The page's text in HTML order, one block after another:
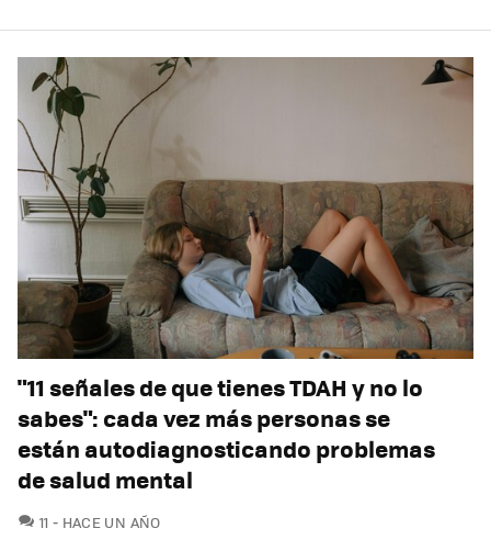
"11 señales de que tienes TDAH y no lo
sabes": cada vez más personas se
están autodiagnosticando problemas
de salud mental
11 COMENTARIOS
HACE UN AÑO